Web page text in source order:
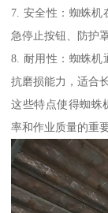
7. 安全性：蜘蛛机
急停止按钮、防护
8. 耐用性：蜘蛛机
抗磨损能力，适合
这些特点使得蜘蛛
率和作业质量的重